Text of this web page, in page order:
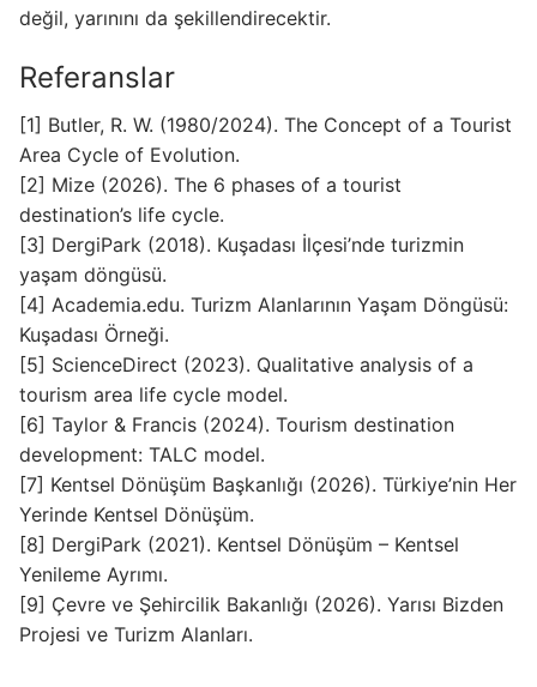
değil, yarınını da şekillendirecektir.
Referanslar
[1] Butler, R. W. (1980/2024). The Concept of a Tourist
Area Cycle of Evolution.
[2] Mize (2026). The 6 phases of a tourist
destination’s life cycle.
[3] DergiPark (2018). Kuşadası İlçesi’nde turizmin
yaşam döngüsü.
[4] Academia.edu. Turizm Alanlarının Yaşam Döngüsü:
Kuşadası Örneği.
[5] ScienceDirect (2023). Qualitative analysis of a
tourism area life cycle model.
[6] Taylor & Francis (2024). Tourism destination
development: TALC model.
[7] Kentsel Dönüşüm Başkanlığı (2026). Türkiye’nin Her
Yerinde Kentsel Dönüşüm.
[8] DergiPark (2021). Kentsel Dönüşüm – Kentsel
Yenileme Ayrımı.
[9] Çevre ve Şehircilik Bakanlığı (2026). Yarısı Bizden
Projesi ve Turizm Alanları.